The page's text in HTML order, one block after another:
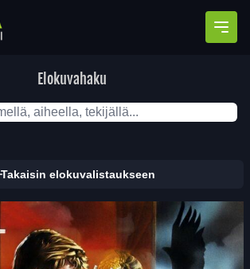
Elokuvahaku
Takaisin elokuvalistaukseen